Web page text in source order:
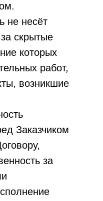
не несёт
скрытые
которых
работ,
возникшие
Заказчиком
за